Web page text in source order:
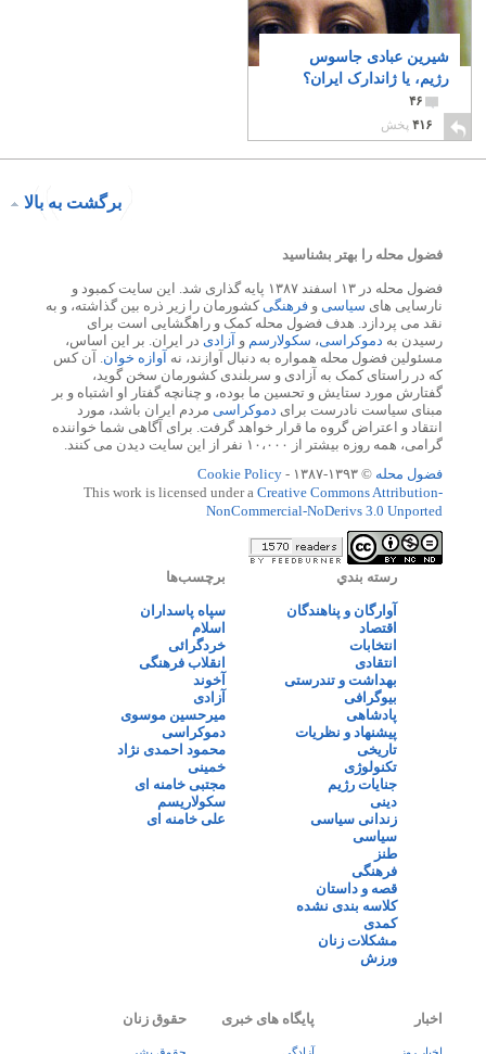
شیرین عبادی جاسوس
رژیم، یا ژاندارک ایران؟
۴۶
۴۱۶ پخش
برگشت به بالا
فضول محله را بهتر بشناسید
فضول محله در ۱۳ اسفند ۱۳۸۷ پایه گذاری شد. این سایت کمبود و
نارسایی های سیاسی و فرهنگیکشورمان را زیر ذره بین گذاشته، و به
نقد می پردازد. هدف فضول محله کمک و راهگشایی است برای
رسیدن به دموکراسی، سکولارسم و آزادی در ایران. بر این اساس،
مسئولین فضول محله همواره به دنبال آوازند، نه آوازه خوان. آن کس
که در راستای کمک به آزادی و سربلندی کشورمان سخن گوید،
گفتارش مورد ستایش و تحسین ما بوده، و چنانچه گفتار او اشتباه و بر
مبنای سیاست نادرست برای دموکراسی مردم ایران باشد، مورد
انتقاد و اعتراض گروه ما قرار خواهد گرفت. برای آگاهی شما خواننده
گرامی، همه روزه بیشتر از ۱۰،۰۰۰ نفر از این سایت دیدن می کنند.
فضول محله © ۱۳۹۳-۱۳۸۷ -
Cookie Policy
This work is licensed under a Creative Commons Attribution-
NonCommercial-NoDerivs 3.0 Unported
رسته بندي
آوارگان و پناهندگان
اقتصاد
انتخابات
انتقادی
بهداشت و تندرستی
بیوگرافی
پادشاهی
پیشنهاد و نظریات
تاریخی
تکنولوژی
جنایات رژیم
دینی
زندانی سیاسی
سیاسی
طنز
فرهنگی
قصه و داستان
کلاسه بندی نشده
کمدی
مشکلات زنان
ورزش
برچسب‌ها
سپاه پاسداران
اسلام
خردگرائی
انقلاب فرهنگی
آخوند
آزادی
میرحسین موسوی
دموکراسی
محمود احمدی نژاد
خمینی
مجتبی خامنه ای
سکولاریسم
علی خامنه ای
اخبار پایگاه های خبری حقوق زنان